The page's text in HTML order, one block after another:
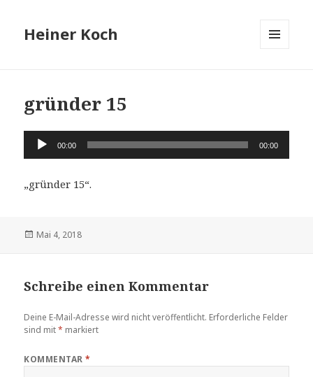
Heiner Koch
gründer 15
Audio-
Player
00:00 00:00
„gründer 15“.
Veröffentlicht
Mai 4, 2018
Schreibe einen Kommentar
Deine E-Mail-Adresse wird nicht veröffentlicht. Erforderliche Felder
sind mit* markiert
KOMMENTAR*